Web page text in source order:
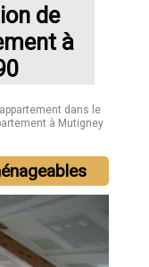
de
à
dans le
à Mutigney